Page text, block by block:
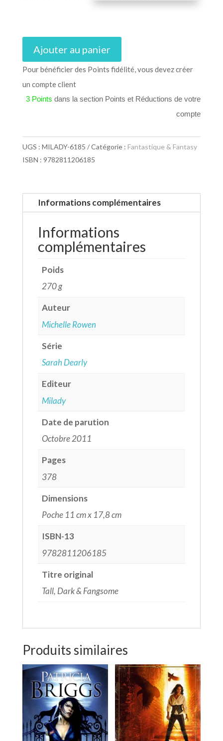
Ajouter au panier
Pour bénéficier des Points fidélité, vous devez créer
un compte client
3 Points dans la section Points et Réductions de votre
compte
UGS : MILADY-6185 Catégorie : Fantastique & Fantasy
ISBN : 9782811206185
Informations complémentaires
Informations
complémentaires
Poids
270 g
Auteur
Michelle Rowen
Série
Sarah Dearly
Editeur
Milady
Date de parution
Octobre 2011
Pages
378
Dimensions
Poche 11 cm x 17,8 cm
ISBN-13
9782811206185
Titre original
Tall, Dark & Fangsome
Produits similaires